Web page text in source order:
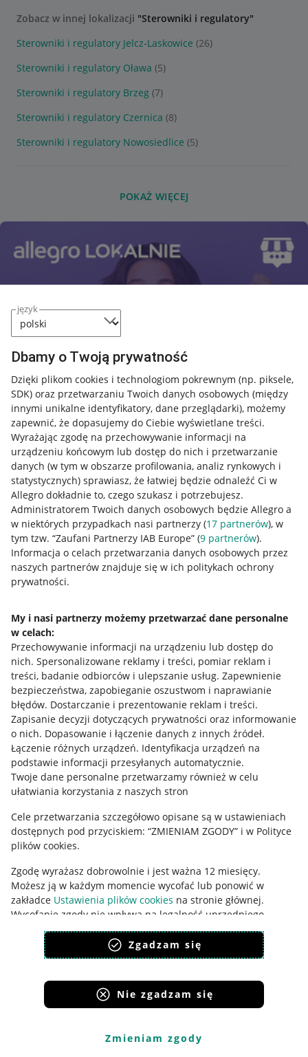
język
Dbamy o Twoją prywatność
Dzięki plikom cookies i technologiom pokrewnym (np. piksele,
SDK) oraz przetwarzaniu Twoich danych osobowych (między
innymi unikalne identyfikatory, dane przeglądarki), możemy
zapewnić, że dopasujemy do Ciebie wyświetlane treści.
Wyrażając zgodę na przechowywanie informacji na
urządzeniu końcowym lub dostęp do nich i przetwarzanie
danych (w tym w obszarze profilowania, analiz rynkowych i
statystycznych) sprawiasz, że łatwiej będzie odnaleźć Ci w
Allegro dokładnie to, czego szukasz i potrzebujesz.
Administratorem Twoich danych osobowych będzie Allegro a
w niektórych przypadkach nasi partnerzy (17 partnerów), w
tym tzw. “Zaufani Partnerzy IAB Europe” (9 partnerów).
Informacja o celach przetwarzania danych osobowych przez
naszych partnerów znajduje się w ich politykach ochrony
prywatności.
My i nasi partnerzy możemy przetwarzać dane personalne
w celach:
Przechowywanie informacji na urządzeniu lub dostęp do
nich. Spersonalizowane reklamy i treści, pomiar reklam i
treści, badanie odbiorców i ulepszanie usług. Zapewnienie
bezpieczeństwa, zapobieganie oszustwom i naprawianie
błędów. Dostarczanie i prezentowanie reklam i treści.
Zapisanie decyzji dotyczących prywatności oraz informowanie
o nich. Dopasowanie i łączenie danych z innych źródeł.
Łączenie różnych urządzeń. Identyfikacja urządzeń na
podstawie informacji przesyłanych automatycznie.
Twoje dane personalne przetwarzamy również w celu
ułatwiania korzystania z naszych stron
Cele przetwarzania szczegółowo opisane są w ustawieniach
dostępnych pod przyciskiem: “ZMIENIAM ZGODY” i w Polityce
plików cookies.
Zgodę wyrażasz dobrowolnie i jest ważna 12 miesięcy.
Możesz ją w każdym momencie wycofać lub ponowić w
zakładce Ustawienia plików cookies na stronie głównej.
Wycofanie zgody nie wpływa na legalność uprzedniego
przetwarzania.
polityka plików cookies
polityka ochrony prywatności
Zgadzam się
Nie zgadzam się
Zmieniam zgody
Zobacz w innej lokalizacji "Sterowniki i regulatory"
Sterowniki i regulatory Jelcz-Laskowice (26)
Sterowniki i regulatory Oława (5)
Sterowniki i regulatory Brzeg (7)
Sterowniki i regulatory Czernica (8)
Sterowniki i regulatory Nowosiedlice (5)
POKAŻ WIĘCEJ
Przydatne informacje
Jak to działa
Napisz do nas
Allegro Gadane dla sprzedających
Mapa miejscowości
Informacje prawne
Regulamin
Polityka plików "cookies"
Ustawienia plików "cookies"
Udostępnianie lokalizacji
Informacje dla Aktu o Usługach Cyfrowych
Pobierz aplikację
Korzystanie z serwisu oznacza akceptacjęregulaminu